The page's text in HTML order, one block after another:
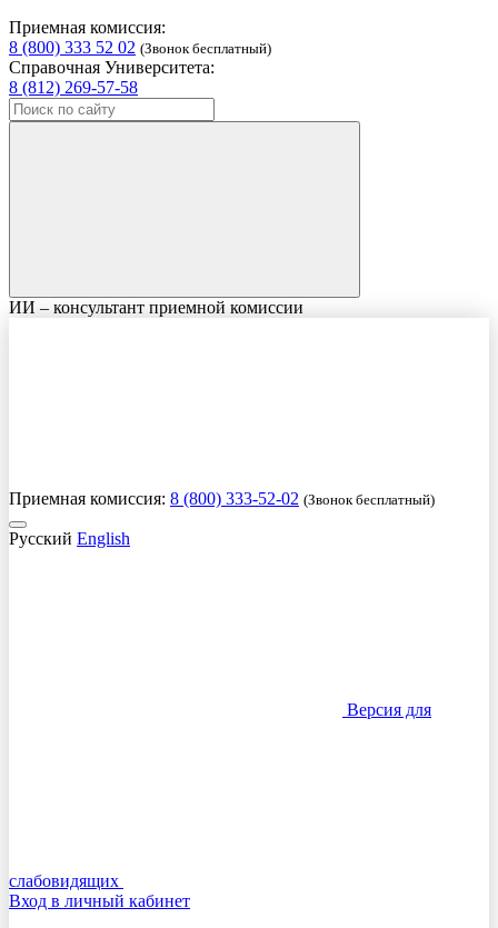
Приемная комиссия:
8 (800) 333 52 02 (Звонок бесплатный)
Справочная Университета:
8 (812) 269-57-58
ИИ – консультант приемной комиссии
Приемная комиссия: 8 (800) 333-52-02 (Звонок бесплатный)
Русский English
Версия для
слабовидящих
Вход в личный кабинет